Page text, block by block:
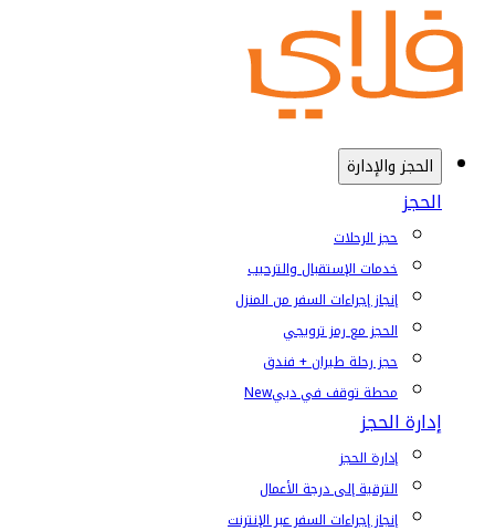
الحجز والإدارة
الحجز
حجز الرحلات
خدمات الإستقبال والترحيب
إنجاز إجراءات السفر من المنزل
الحجز مع رمز ترويجي
حجز رحلة طيران + فندق
محطة توقف في دبيNew
إدارة الحجز
إدارة الحجز
الترقية إلى درجة الأعمال
إنجاز إجراءات السفر عبر الإنترنت